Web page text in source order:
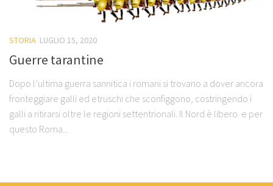
STORIA LUGLIO 15, 2020
Guerre tarantine
Dopo l’ultima guerra sannitica i romani si trovano a dover ancora
fronteggiare galli ed etruschi che sconfiggono, costringendo i
galli a ritirarsi oltre le regioni settentrionali. Il Nord è libero e per
questo Roma...